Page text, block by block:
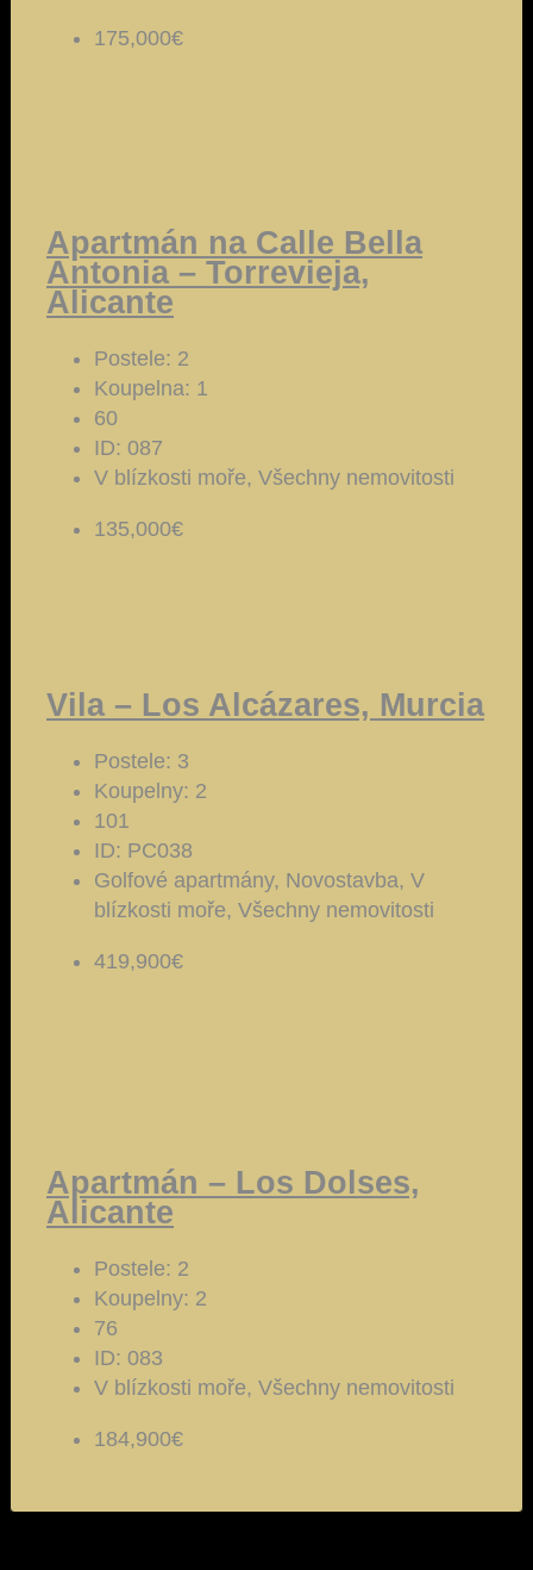
175,000€
Apartmán na Calle Bella
Antonia – Torrevieja,
Alicante
Postele: 2
Koupelna: 1
60
ID: 087
V blízkosti moře, Všechny nemovitosti
135,000€
Vila – Los Alcázares, Murcia
Postele: 3
Koupelny: 2
101
ID: PC038
Golfové apartmány, Novostavba, V
blízkosti moře, Všechny nemovitosti
419,900€
Apartmán – Los Dolses,
Alicante
Postele: 2
Koupelny: 2
76
ID: 083
V blízkosti moře, Všechny nemovitosti
184,900€